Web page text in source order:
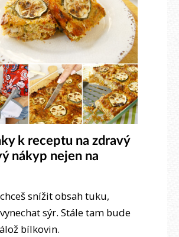
k receptu na zdravý
nákyp nejen na
snížit obsah tuku,
sýr. Stále tam bude
bílkovin.